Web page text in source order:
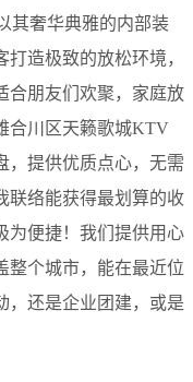
其奢华典雅的内部装
造极致的放松环境，
合朋友们欢聚，家庭放
合川区天籁歌城KTV
，提供优质点心，无需
联络能获得最划算的收
为便捷！我们提供用心
整个城市，能在最近位
，还是企业团建，或是